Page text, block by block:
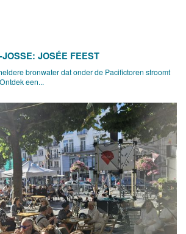
JOSÉE FEEST
bronwater dat onder de Pacifictoren stroomt
een...